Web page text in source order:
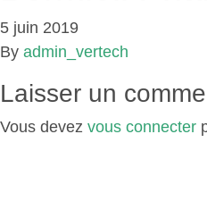
5 juin 2019
By admin_vertech
Laisser un
Vous devez vous connecter